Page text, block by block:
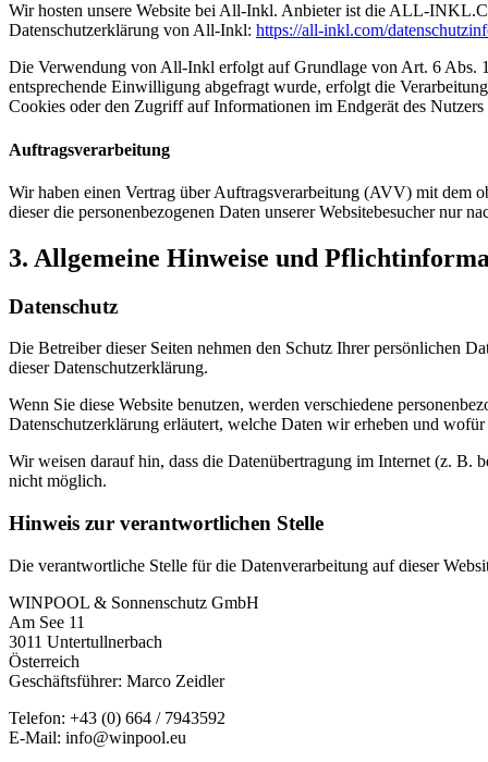
Wir hosten unsere Website bei All-Inkl. Anbieter ist die ALL-
Datenschutzerklärung von All-Inkl: https://all-inkl.com/
Die Verwendung von All-Inkl erfolgt auf Grundlage von Art. 6 Abs.
entsprechende Einwilligung abgefragt wurde, erfolgt die
Cookies oder den Zugriff auf Informationen im Endgerät des
Auftragsverarbeitung
Wir haben einen Vertrag über Auftragsverarbeitung (AVV) mit dem
dieser die personenbezogenen Daten unserer Websitebesucher nur
3. Allgemeine Hinweise und
Datenschutz
Die Betreiber dieser Seiten nehmen den Schutz Ihrer persönlichen
dieser Datenschutzerklärung.
Wenn Sie diese Website benutzen, werden verschiedene
Datenschutzerklärung erläutert, welche Daten wir erheben und
Wir weisen darauf hin, dass die Datenübertragung im Internet (z.
nicht möglich.
Hinweis zur verantwortlichen Stelle
Die verantwortliche Stelle für die Datenverarbeitung auf dieser
WINPOOL & Sonnenschutz GmbH
Am See 11
3011 Untertullnerbach
Österreich
Geschäftsführer: Marco Zeidler
Telefon: +43 (0) 664 / 7943592
E-Mail: info@winpool.eu